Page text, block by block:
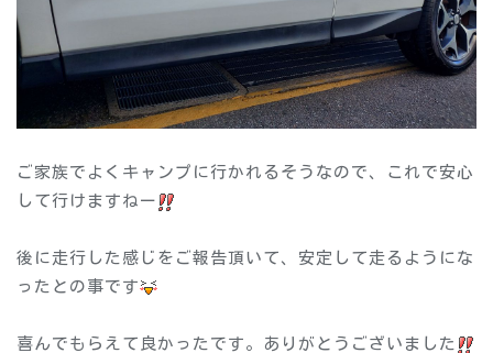
ご家族でよくキャンプに行かれるそうなので、これで安心
して行けますねー
後に走行した感じをご報告頂いて、安定して走るようにな
ったとの事です
喜んでもらえて良かったです。ありがとうございました